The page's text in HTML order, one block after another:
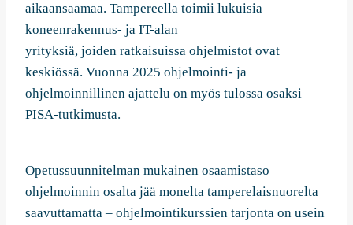
aikaansaamaa. Tampereella toimii lukuisia
koneenrakennus- ja IT-alan
yrityksiä, joiden ratkaisuissa ohjelmistot ovat
keskiössä. Vuonna 2025 ohjelmointi- ja
ohjelmoinnillinen ajattelu on myös tulossa osaksi
PISA-tutkimusta.
Opetussuunnitelman mukainen osaamistaso
ohjelmoinnin osalta jää monelta tamperelaisnuorelta
saavuttamatta – ohjelmointikurssien tarjonta on usein